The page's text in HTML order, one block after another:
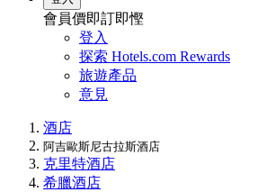
會員價即訂即慳
登入
探索 Hotels.com Rewards
旅遊產品
意見
酒店
阿吉歐斯尼古拉斯酒店
克里特酒店
希臘酒店